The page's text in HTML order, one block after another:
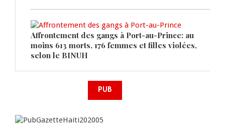
Affrontement des gangs à Port-au-Prince: au
moins 613 morts, 176 femmes et filles violées,
selon le BINUH
PUB